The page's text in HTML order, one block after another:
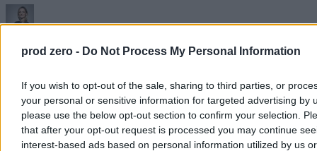
prod zero - Do Not Process My Personal Information
If you wish to opt-out of the sale, sharing to third parties, or
your personal or sensitive information for targeted advertising by
please use the below opt-out section to confirm your selection.
that after your opt-out request is processed you may continue
interest-based ads based on personal information utilized by us or
Dzisiaj 08:22
Reklama
Reklama